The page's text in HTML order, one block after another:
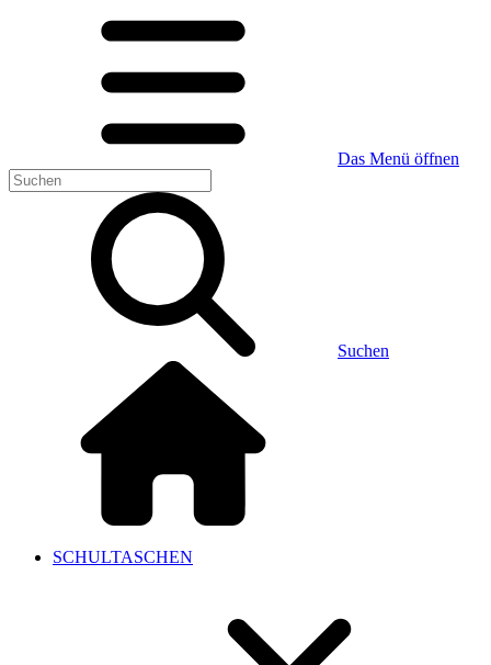
Das Menü öffnen
Suchen
SCHULTASCHEN